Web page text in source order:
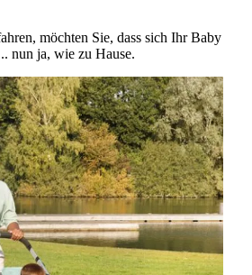
möchten Sie, dass sich Ihr Baby
nun ja, wie zu Hause.